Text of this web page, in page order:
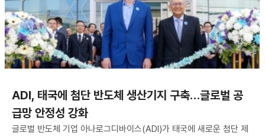
ADI, 태국에 첨단 반도체 생산기지 구축…글로벌 공
급망 안정성 강화
글로벌 반도체 기업 아나로그디바이스(ADI)가 태국에 새로운 첨단 제